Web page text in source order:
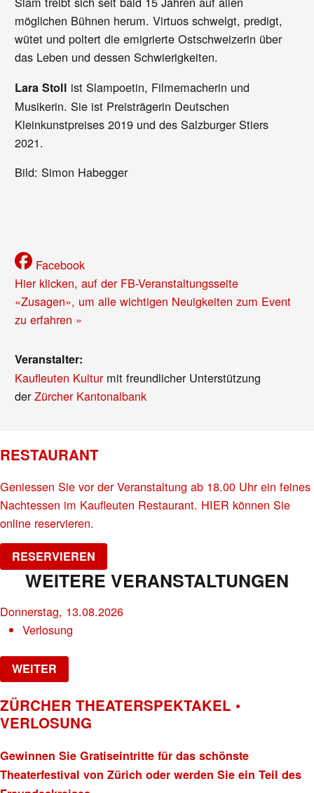
möglichen Bühnen herum. Virtuos schwelgt, predigt,
wütet und poltert die emigrierte Ostschweizerin über
das Leben und dessen Schwierigkeiten.
Lara Stoll ist Slampoetin, Filmemacherin und
Musikerin. Sie ist Preisträgerin Deutschen
Kleinkunstpreises 2019 und des Salzburger Stiers
2021.
Bild: Simon Habegger
Facebook
Hier klicken, auf der FB-Veranstaltungsseite
«Zusagen», um alle wichtigen Neuigkeiten zum Event
zu erfahren »
Veranstalter:
Kaufleuten Kulturmit freundlicher Unterstützung
derZürcher Kantonalbank
RESTAURANT
Geniessen Sie vor der Veranstaltung ab 18.00 Uhr ein feines
Nachtessen im Kaufleuten Restaurant. HIER können Sie
online reservieren.
RESERVIEREN
WEITERE VERANSTALTUNGEN
Donnerstag, 13.08.2026
Verlosung
WEITER
ZÜRCHER THEATERSPEKTAKEL •
VERLOSUNG
Gewinnen Sie Gratiseintritte für das schönste
Theaterfestival von Zürich oder werden Sie ein Teil des